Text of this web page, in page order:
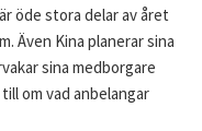
öde stora delar av året
Även Kina planerar sina
sina medborgare
om vad anbelangar